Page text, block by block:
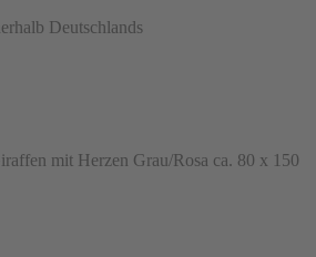
Deutschlands
mit Herzen Grau/Rosa ca. 80 x 150